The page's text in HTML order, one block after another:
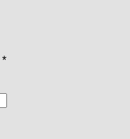
*Erforderlich